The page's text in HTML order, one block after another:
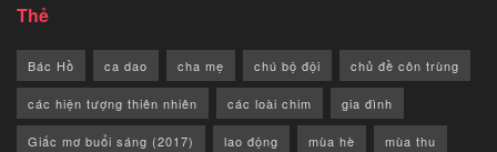
Thẻ
Bác Hồ ca dao cha mẹ chú bộ đội chủ đề côn trùng
các hiện tượng thiên nhiên các loài chim gia đình
Giấc mơ buổi sáng (2017) lao động mùa hè mùa thu